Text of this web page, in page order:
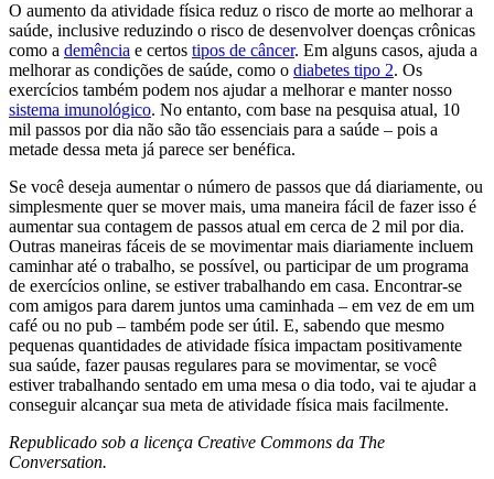
O aumento da atividade física reduz o risco de morte ao melhorar a
saúde, inclusive reduzindo o risco de desenvolver doenças crônicas
como a demência e certos tipos de câncer. Em alguns casos, ajuda a
melhorar as condições de saúde, como o diabetes tipo 2. Os
exercícios também podem nos ajudar a melhorar e manter nosso
sistema imunológico. No entanto, com base na pesquisa atual, 10
mil passos por dia não são tão essenciais para a saúde – pois a
metade dessa meta já parece ser benéfica.
Se você deseja aumentar o número de passos que dá diariamente, ou
simplesmente quer se mover mais, uma maneira fácil de fazer isso é
aumentar sua contagem de passos atual em cerca de 2 mil por dia.
Outras maneiras fáceis de se movimentar mais diariamente incluem
caminhar até o trabalho, se possível, ou participar de um programa
de exercícios online, se estiver trabalhando em casa. Encontrar-se
com amigos para darem juntos uma caminhada – em vez de em um
café ou no pub – também pode ser útil. E, sabendo que mesmo
pequenas quantidades de atividade física impactam positivamente
sua saúde, fazer pausas regulares para se movimentar, se você
estiver trabalhando sentado em uma mesa o dia todo, vai te ajudar a
conseguir alcançar sua meta de atividade física mais facilmente.
Republicado sob a licença Creative Commons da The
Conversation.